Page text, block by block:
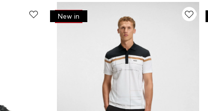
-30%
New in